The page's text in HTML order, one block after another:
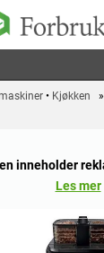
• Kjøkken
inneholder
Les mer